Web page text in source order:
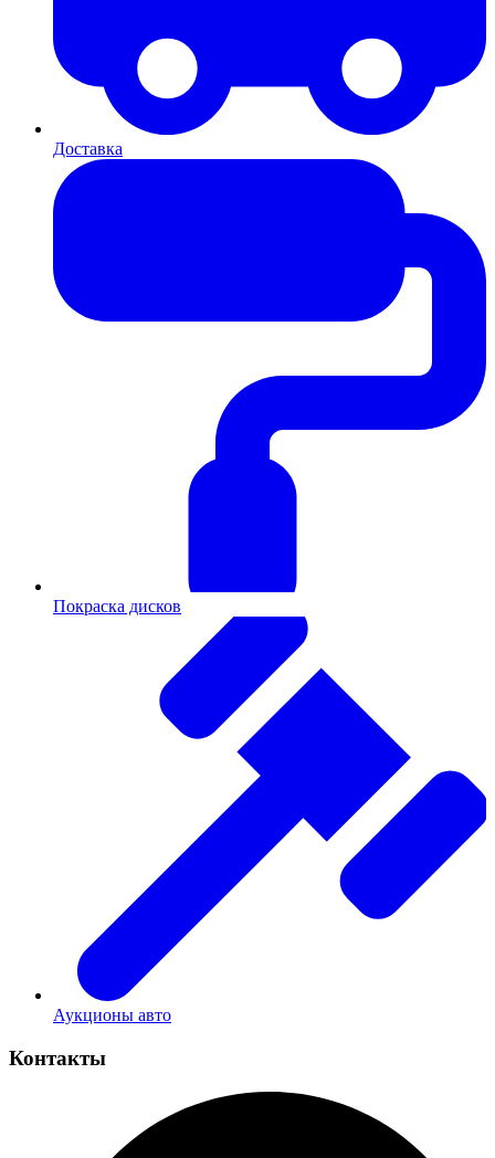
Доставка
Покраска дисков
Аукционы авто
Контакты